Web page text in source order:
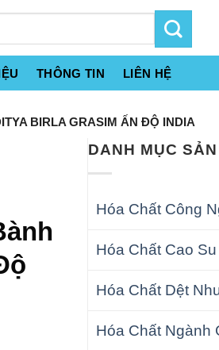
THÔNG TIN LIÊN HỆ
BIRLA GRASIM ẤN ĐỘ INDIA
DANH MỤC
Hóa Chất Công
Hóa Chất Cao Su
Hóa Chất Dệt
Hóa Chất Ngành